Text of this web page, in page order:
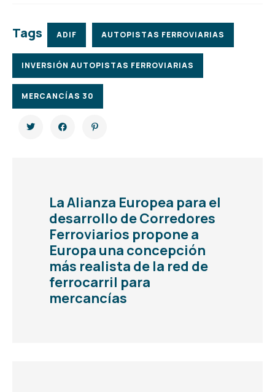
Tags ADIF AUTOPISTAS FERROVIARIAS
INVERSIÓN AUTOPISTAS FERROVIARIAS
MERCANCÍAS 30
La Alianza Europea para el
desarrollo de Corredores
Ferroviarios propone a
Europa una concepción
más realista de la red de
ferrocarril para
mercancías